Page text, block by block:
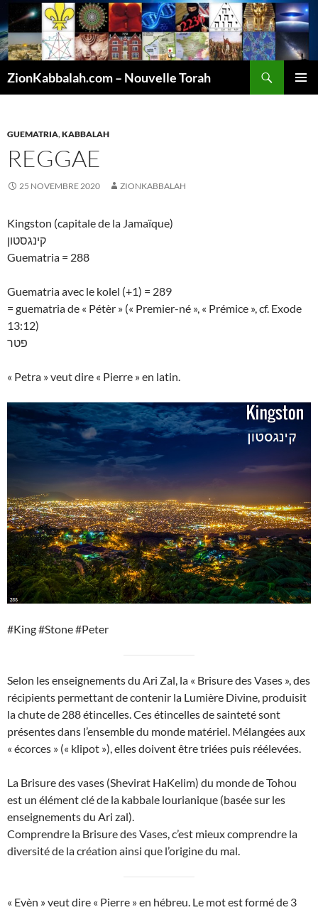
ZionKabbalah.com – Nouvelle Torah
GUEMATRIA,KABBALAH
REGGAE
25 NOVEMBRE 2020 ZIONKABBALAH
Kingston (capitale de la Jamaïque)
קינגסטון
Guematria = 288
Guematria avec le kolel (+1) = 289
= guematria de « Pétèr » (« Premier-né », « Prémice », cf. Exode
13:12)
פטר
« Petra » veut dire « Pierre » en latin.
#King #Stone #Peter
Selon les enseignements du Ari Zal, la « Brisure des Vases », des
récipients permettant de contenir la Lumière Divine, produisit
la chute de 288 étincelles. Ces étincelles de sainteté sont
présentes dans l’ensemble du monde matériel. Mélangées aux
« écorces » (« klipot »), elles doivent être triées puis réélevées.
La Brisure des vases (Shevirat HaKelim) du monde de Tohou
est un élément clé de la kabbale lourianique (basée sur les
enseignements du Ari zal).
Comprendre la Brisure des Vases, c’est mieux comprendre la
diversité de la création ainsi que l’origine du mal.
« Evèn » veut dire « Pierre » en hébreu. Le mot est formé de 3